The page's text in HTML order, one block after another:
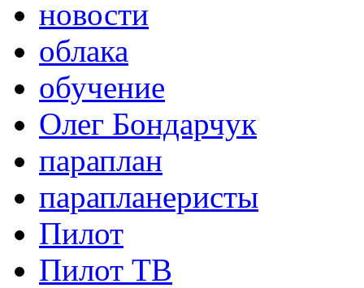
новости
облака
обучение
Олег Бондарчук
параплан
парапланеристы
Пилот
Пилот ТВ